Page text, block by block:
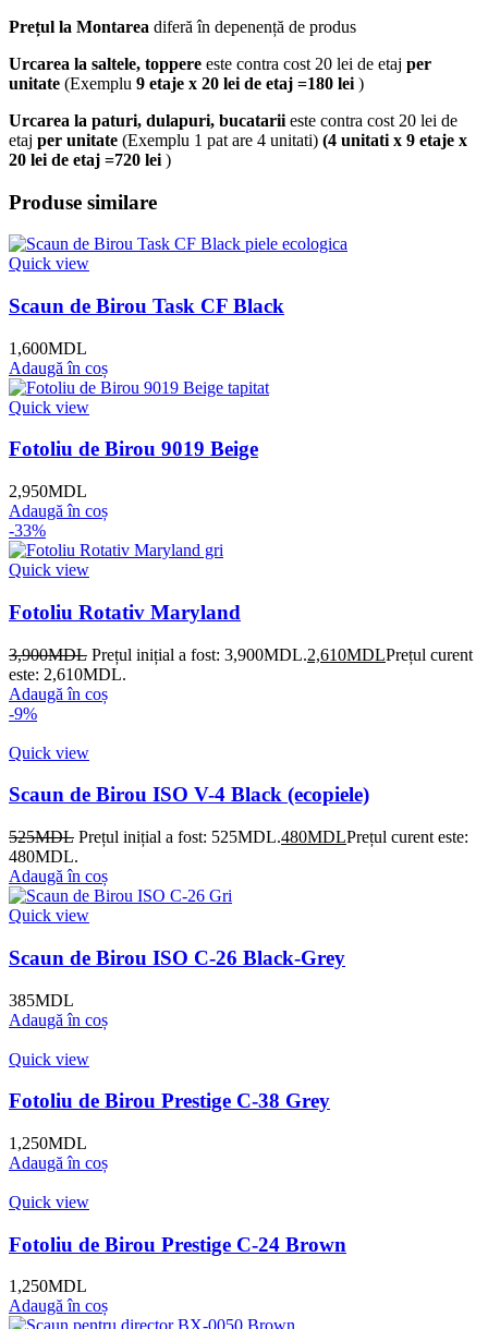
Prețul la Montarea diferă în depenență de produs
Urcarea la saltele, toppere este contra cost 20 lei de etaj per
unitate (Exemplu 9 etaje x 20 lei de etaj =180 lei )
Urcarea la paturi, dulapuri, bucatarii este contra cost 20 lei de
etaj per unitate (Exemplu 1 pat are 4 unitati) (4 unitati x 9 etaje x
20 lei de etaj =720 lei )
Produse similare
Quick view
Scaun de Birou Task CF Black
1,600MDL
Adaugă în coș
Quick view
Fotoliu de Birou 9019 Beige
2,950MDL
Adaugă în coș
-33%
Quick view
Fotoliu Rotativ Maryland
3,900MDL Prețul inițial a fost: 3,900MDL.2,610MDLPrețul curent
este: 2,610MDL.
Adaugă în coș
-9%
Quick view
Scaun de Birou ISO V-4 Black (ecopiele)
525MDL Prețul inițial a fost: 525MDL.480MDLPrețul curent este:
480MDL.
Adaugă în coș
Quick view
Scaun de Birou ISO C-26 Black-Grey
385MDL
Adaugă în coș
Quick view
Fotoliu de Birou Prestige C-38 Grey
1,250MDL
Adaugă în coș
Quick view
Fotoliu de Birou Prestige C-24 Brown
1,250MDL
Adaugă în coș